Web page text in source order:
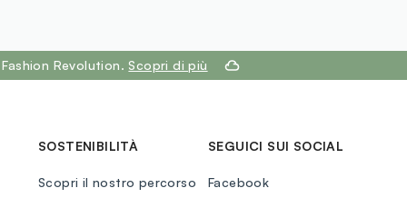
Revolution. Scopri di più
SOSTENIBILITÀ
Scopri il nostro percorso
SEGUICI SUI SOCIAL
Facebook